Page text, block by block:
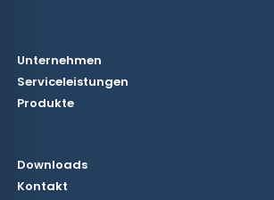
Unternehmen
Serviceleistungen
Produkte
Downloads
Kontakt